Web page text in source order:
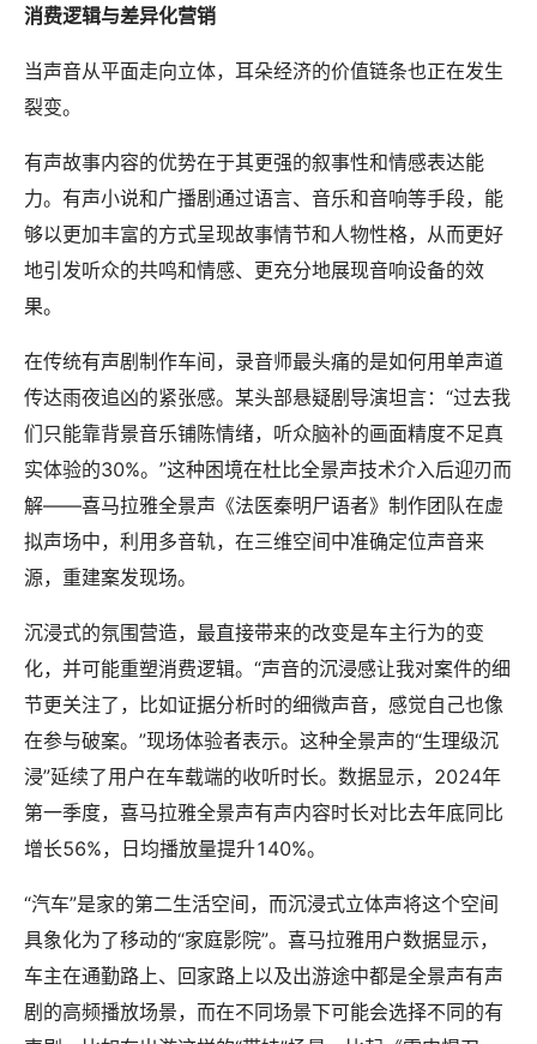
消费逻辑与差异化营销
当声音从平面走向立体，耳朵经济的价值链条也正在发生
裂变。
有声故事内容的优势在于其更强的叙事性和情感表达能
力。有声小说和广播剧通过语言、音乐和音响等手段，能
够以更加丰富的方式呈现故事情节和人物性格，从而更好
地引发听众的共鸣和情感、更充分地展现音响设备的效
果。
在传统有声剧制作车间，录音师最头痛的是如何用单声道
传达雨夜追凶的紧张感。某头部悬疑剧导演坦言：“过去我
们只能靠背景音乐铺陈情绪，听众脑补的画面精度不足真
实体验的30%。”这种困境在杜比全景声技术介入后迎刃而
解——喜马拉雅全景声《法医秦明尸语者》制作团队在虚
拟声场中，利用多音轨，在三维空间中准确定位声音来
源，重建案发现场。
沉浸式的氛围营造，最直接带来的改变是车主行为的变
化，并可能重塑消费逻辑。“声音的沉浸感让我对案件的细
节更关注了，比如证据分析时的细微声音，感觉自己也像
在参与破案。”现场体验者表示。这种全景声的“生理级沉
浸”延续了用户在车载端的收听时长。数据显示，2024年
第一季度，喜马拉雅全景声有声内容时长对比去年底同比
增长56%，日均播放量提升140%。
“汽车”是家的第二生活空间，而沉浸式立体声将这个空间
具象化为了移动的“家庭影院”。喜马拉雅用户数据显示，
车主在通勤路上、回家路上以及出游途中都是全景声有声
剧的高频播放场景，而在不同场景下可能会选择不同的有